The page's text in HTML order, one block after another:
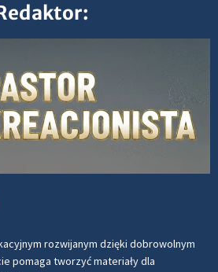
rozwijanym dzięki dobrowolnym
pomaga tworzyć materiały dla